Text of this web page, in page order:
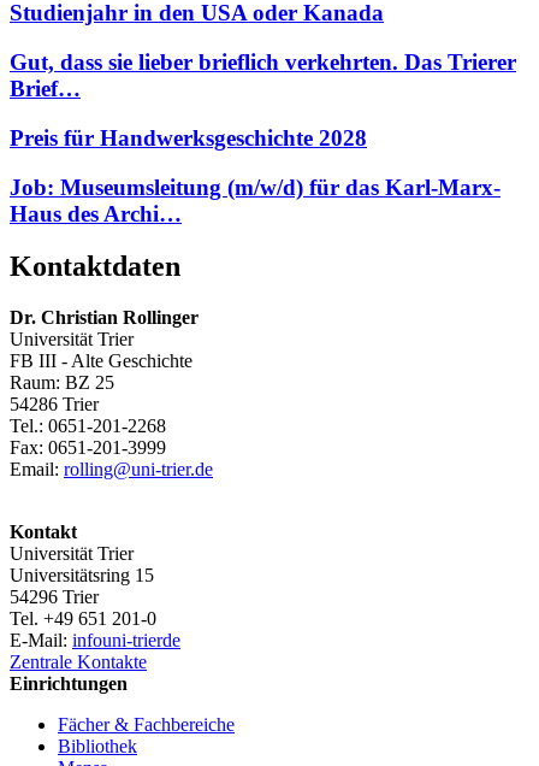
Studienjahr in den USA oder Kanada
Gut, dass sie lieber brieflich verkehrten. Das Trierer
Brief…
Preis für Handwerksgeschichte 2028
Job: Museumsleitung (m/w/d) für das Karl-Marx-
Haus des Archi…
Kontaktdaten
Dr. Christian Rollinger
Universität Trier
FB III - Alte Geschichte
Raum: BZ 25
54286 Trier
Tel.: 0651-201-2268
Fax: 0651-201-3999
Email: rolling@uni-trier.de
Kontakt
Universität Trier
Universitätsring 15
54296 Trier
Tel. +49 651 201-0
E-Mail: infouni-trierde
Zentrale Kontakte
Einrichtungen
Fächer & Fachbereiche
Bibliothek